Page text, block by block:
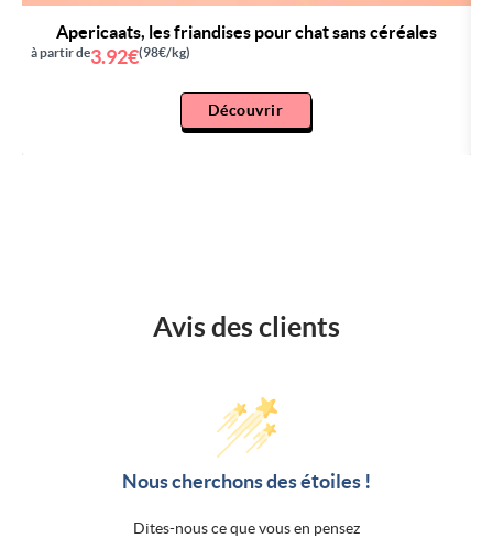
Apericaats, les friandises pour chat sans céréales
à partir de3.92€(98€/kg)
Découvrir
Avis des clients
Nous cherchons des étoiles !
Dites-nous ce que vous en pensez